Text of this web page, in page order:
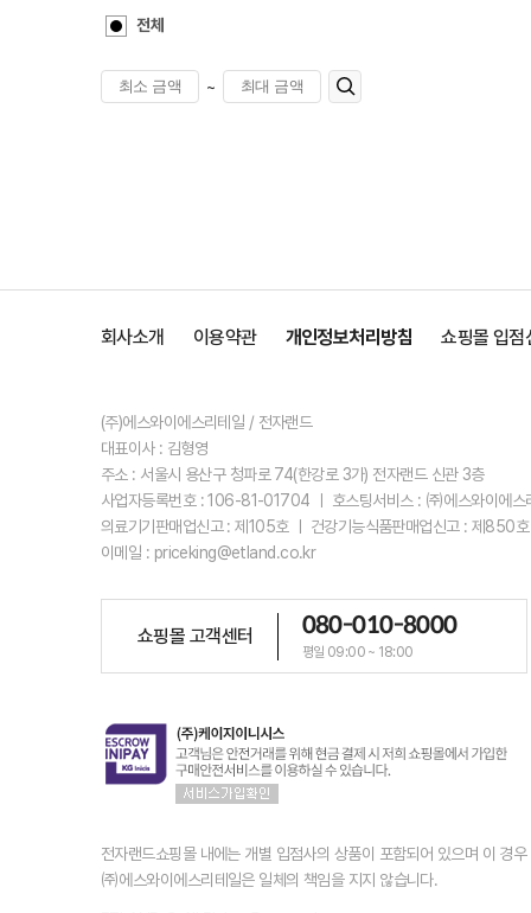
전체
~
회사소개 이용약관 개인정보처리방침 쇼핑몰 입점
(주)에스와이에스리테일 / 전자랜드
대표이사 : 김형영
주소 : 서울시 용산구 청파로 74(한강로 3가) 전자랜드 신관 3층
사업자등록번호 : 106-81-01704 ㅣ 호스팅서비스 : ㈜에스와이에
의료기기판매업신고 : 제105호 ㅣ 건강기능식품판매업신고 : 제850
이메일 : priceking@etland.co.kr
쇼핑몰 고객센터 080-010-8000
평일 09:00 ~ 18:00
전자랜드쇼핑몰 내에는 개별 입점사의 상품이 포함되어 있으며 이 경
㈜에스와이에스리테일은 일체의 책임을 지지 않습니다.